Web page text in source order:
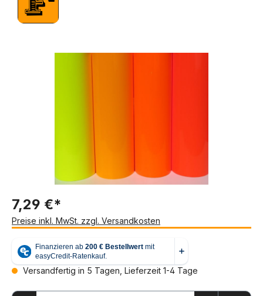
Bildergalerie überspringen
7,29 €*
Preise inkl. MwSt. zzgl. Versandkosten
Versandfertig in 5 Tagen, Lieferzeit 1-4 Tage